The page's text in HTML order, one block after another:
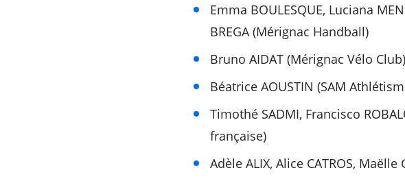
Emma BOULESQUE, Luciana
BREGA (Mérignac Handball)
Bruno AIDAT (Mérignac Vélo Club)
Béatrice AOUSTIN (SAM
Timothé SADMI, Francisco
française)
Adèle ALIX, Alice CATROS, Maëlle